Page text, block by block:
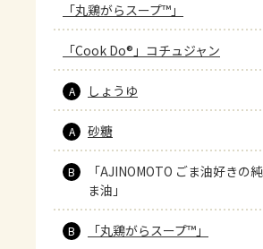
「丸鶏がらスープ™」
「Cook Do®」コチュジャン
A しょうゆ
A 砂糖
B
「AJINOMOTO ごま油好きの
ま油」
B 「丸鶏がらスープ™」